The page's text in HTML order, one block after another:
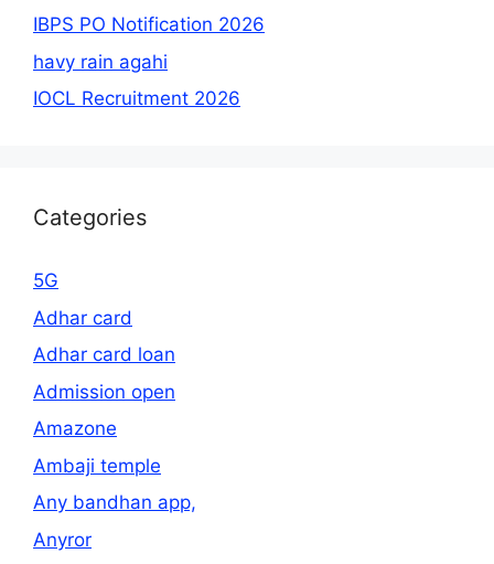
IBPS PO Notification 2026
havy rain agahi
IOCL Recruitment 2026
Categories
5G
Adhar card
Adhar card loan
Admission open
Amazone
Ambaji temple
Any bandhan app,
Anyror